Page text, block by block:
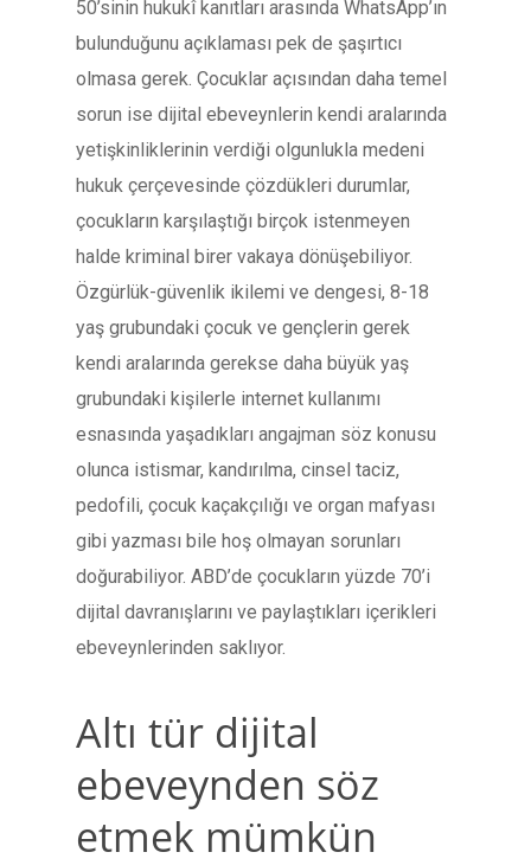
50’sinin hukukî kanıtları arasında WhatsApp’ın
bulunduğunu açıklaması pek de şaşırtıcı
olmasa gerek. Çocuklar açısından daha temel
sorun ise dijital ebeveynlerin kendi aralarında
yetişkinliklerinin verdiği olgunlukla medeni
hukuk çerçevesinde çözdükleri durumlar,
çocukların karşılaştığı birçok istenmeyen
halde kriminal birer vakaya dönüşebiliyor.
Özgürlük-güvenlik ikilemi ve dengesi, 8-18
yaş grubundaki çocuk ve gençlerin gerek
kendi aralarında gerekse daha büyük yaş
grubundaki kişilerle internet kullanımı
esnasında yaşadıkları angajman söz konusu
olunca istismar, kandırılma, cinsel taciz,
pedofili, çocuk kaçakçılığı ve organ mafyası
gibi yazması bile hoş olmayan sorunları
doğurabiliyor. ABD’de çocukların yüzde 70’i
dijital davranışlarını ve paylaştıkları içerikleri
ebeveynlerinden saklıyor.
Altı tür dijital
ebeveynden söz
etmek mümkün